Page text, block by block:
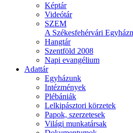
Képtár
Videótár
SZEM
A Székesfehérvári
Hangtár
Szentföld 2008
Napi evangélium
Adattár
Egyházunk
Intézmények
Plébániák
Lelkipásztori körzetek
Papok, szerzetesek
Világi munkatársak